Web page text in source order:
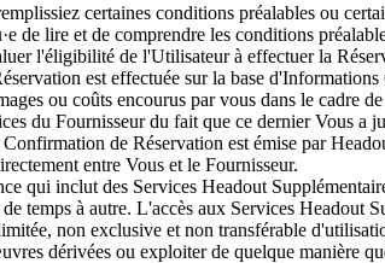
certaines conditions préalables ou
de lire et de comprendre les conditions
l'éligibilité de l'Utilisateur à effectuer la
est effectuée sur la base
ou coûts encourus par vous dans le cadre
du Fournisseur du fait que ce dernier Vous a
de Réservation est émise par
entre Vous et le Fournisseur.
qui inclut des Services Headout
temps à autre. L'accès aux Services
non exclusive et non transférable
dérivées ou exploiter de quelque manière